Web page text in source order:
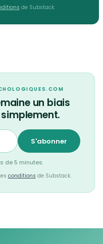
de Substack.
un biais
S'abonner
de 5 minutes.
conditions de Substack.